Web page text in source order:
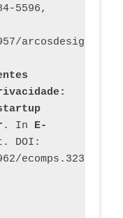
5596,
. In E-
DOI:
ecomps.3231